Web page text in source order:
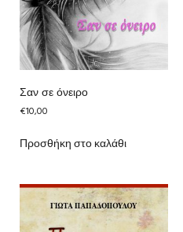
Σαν σε όνειρο
€10,00
Προσθήκη στο καλάθι